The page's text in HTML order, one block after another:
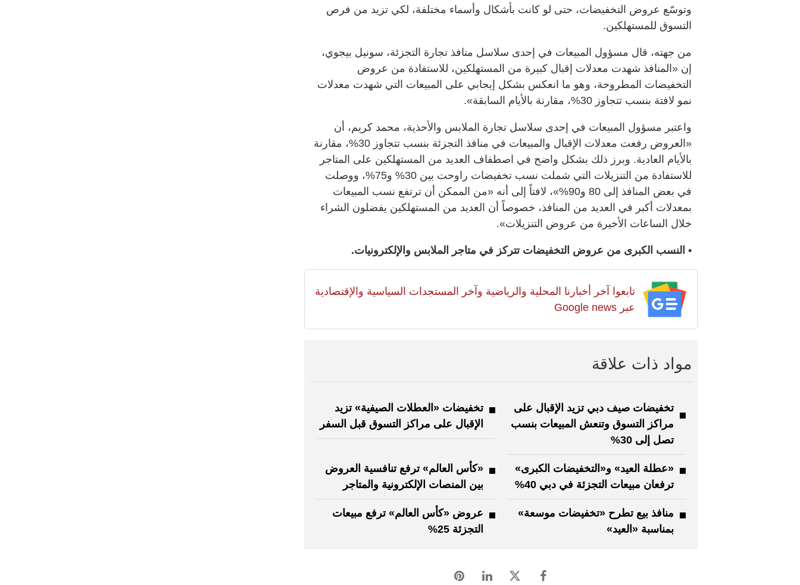
وتوسّع عروض التخفيضات، حتى لو كانت بأشكال وأسماء مختلفة، لكي تزيد من فرص
التسوق للمستهلكين.
من جهته، قال مسؤول المبيعات في إحدى سلاسل منافذ تجارة التجزئة، سونيل بيجوي،
إن «المنافذ شهدت معدلات إقبال كبيرة من المستهلكين، للاستفادة من عروض
التخفيضات المطروحة، وهو ما انعكس بشكل إيجابي على المبيعات التي شهدت معدلات
نمو لافتة بنسب تتجاوز 30%، مقارنة بالأيام السابقة».
واعتبر مسؤول المبيعات في إحدى سلاسل تجارة الملابس والأحذية، محمد كريم، أن
«العروض رفعت معدلات الإقبال والمبيعات في منافذ التجزئة بنسب تتجاوز 30%، مقارنة
بالأيام العادية. وبرز ذلك بشكل واضح في اصطفاف العديد من المستهلكين على المتاجر
للاستفادة من التنزيلات التي شملت نسب تخفيضات راوحت بين 30% و75%، ووصلت
في بعض المنافذ إلى 80 و90%»، لافتاً إلى أنه «من الممكن أن ترتفع نسب المبيعات
بمعدلات أكبر في العديد من المنافذ، خصوصاً أن العديد من المستهلكين يفضلون الشراء
خلال الساعات الأخيرة من عروض التنزيلات».
• النسب الكبرى من عروض التخفيضات تتركز في متاجر الملابس والإلكترونيات.
تابعوا آخر أخبارنا المحلية والرياضية وآخر المستجدات السياسية والإقتصادية
عبر Google news
مواد ذات علاقة
تخفيضات صيف دبي تزيد الإقبال على
مراكز التسوق وتنعش المبيعات بنسب
تصل إلى 30%
تخفيضات «العطلات الصيفية» تزيد
الإقبال على مراكز التسوق قبل السفر
«عطلة العيد» و«التخفيضات الكبرى»
ترفعان مبيعات التجزئة في دبي 40%
«كأس العالم» ترفع تنافسية العروض
بين المنصات الإلكترونية والمتاجر
منافذ بيع تطرح «تخفيضات موسعة»
بمناسبة «العيد»
عروض «كأس العالم» ترفع مبيعات
التجزئة 25%